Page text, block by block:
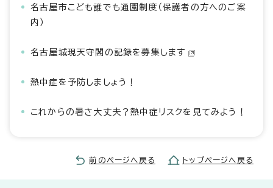
名古屋市こども誰でも通園制度（保護者の方へのご案
内）
名古屋城現天守閣の記録を募集します
熱中症を予防しましょう！
これからの暑さ大丈夫？熱中症リスクを見てみよう！
前のページへ戻る トップページへ戻る